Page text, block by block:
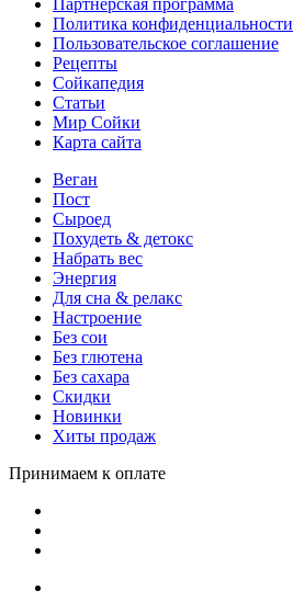
Политика конфиденциальности
Пользовательское соглашение
Рецепты
Сойкапедия
Статьи
Мир Сойки
Карта сайта
Веган
Пост
Сыроед
Похудеть & детокс
Набрать вес
Энергия
Для сна & релакс
Настроение
Без сои
Без глютена
Без сахара
Скидки
Новинки
Хиты продаж
Принимаем к оплате